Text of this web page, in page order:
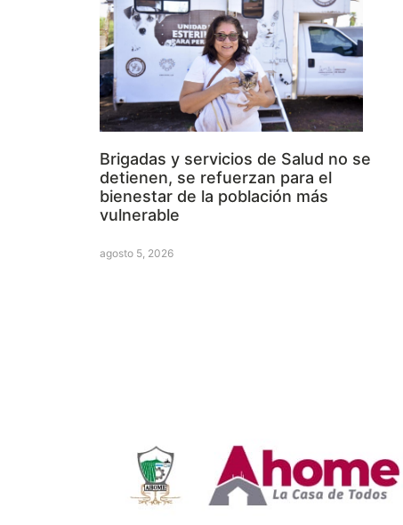
Brigadas y servicios de Salud no se
detienen, se refuerzan para el
bienestar de la población más
vulnerable
agosto 5, 2026